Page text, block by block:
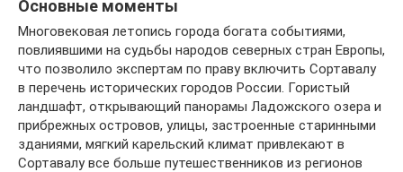
Основные моменты
Многовековая летопись города богата событиями,
повлиявшими на судьбы народов северных стран Европы,
что позволило экспертам по праву включить Сортавалу
в перечень исторических городов России. Гористый
ландшафт, открывающий панорамы Ладожского озера и
прибрежных островов, улицы, застроенные старинными
зданиями, мягкий карельский климат привлекают в
Сортавалу все больше путешественников из регионов